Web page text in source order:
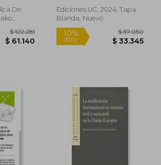
De
Nuevo
Ediciones UC, 2024, Tapa
Blanda, Nuevo